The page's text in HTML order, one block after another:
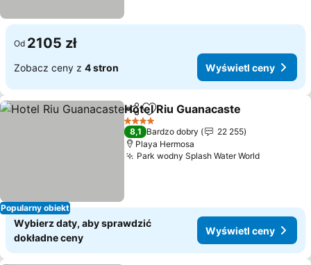
Od 2105 zł
Zobacz ceny z 4 stron Wyświetl ceny
Popularny obiekt
UdostępnijDodaj do ulubionych
Hotel Riu Guanacaste
4 Kategoria
8,1 Bardzo dobry
22 255
Playa Hermosa
Park wodny Splash Water WorldWyświetl
Wybierz daty, aby sprawdzić
dokładne ceny
Wyświetl ceny